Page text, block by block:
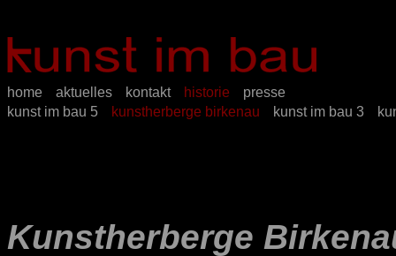
home aktuelles
kontakt
kunst im bau 5
kunstherberge birkenau kunst im bau 3
historie presse
Kunstherberge